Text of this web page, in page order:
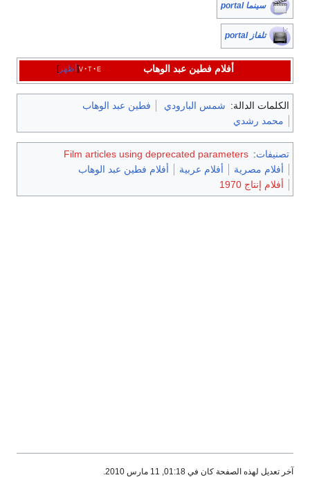
سينما portal
تلفاز portal
أظهر v t e أفلام فطين عبد الوهاب
الكلمات الدالة: شمس البارودي
فطين عبد الوهاب
محمد رشدي
تصنيفات:
Film articles using deprecated parameters
أفلام مصرية
أفلام عربية
أفلام فطين عبد الوهاب
أفلام إنتاج 1970
آخر تعديل لهذه الصفحة كان في 01:18, 11 مارس 2010.